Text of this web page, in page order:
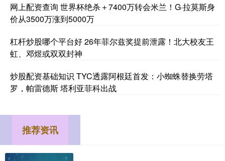
网上配资查询 世界杯绝杀＋7400万转会米兰！G·拉莫斯身
价从3500万涨到5000万
杠杆炒股哪个平台好 26年菲尔兹奖提前泄露！北大校友王
虹、邓煜或双双封神
炒股配资基础知识 TYC透露阿根廷首发：小蜘蛛替换劳塔
罗，帕雷德斯 塔利亚菲科出战
推荐资讯